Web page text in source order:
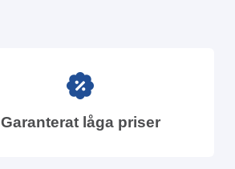
Garanterat låga priser